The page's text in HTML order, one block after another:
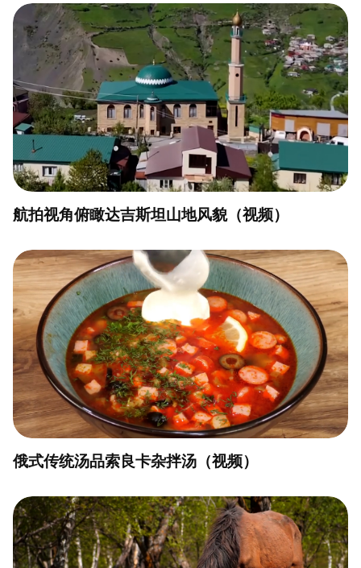
航拍视角俯瞰达吉斯坦山地风貌（视频）
俄式传统汤品索良卡杂拌汤（视频）